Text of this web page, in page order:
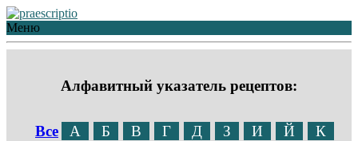
Меню
Алфавитный указатель рецептов:
Все А Б В Г Д З И Й
К